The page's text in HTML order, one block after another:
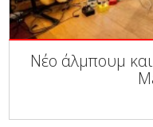
Νέο άλμπουμ